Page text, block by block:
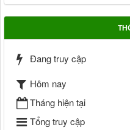
Đang truy cập
Hôm nay
Tháng hiện tại
Tổng truy cập